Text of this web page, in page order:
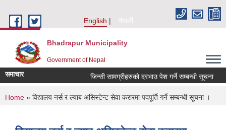
English
नेपाली
Bhadrapur Municipality
Government of Nepal
समाचार जिन्सी सामग्रीहरुको दरभाउ पेश गर्ने सम्बन्धी सूचना
You are here
Home » विद्यालय नर्स र ल्याब असिस्टेन्ट सेवा करारमा पदपूर्ति गर्ने सम्बन्धी सूचना ।